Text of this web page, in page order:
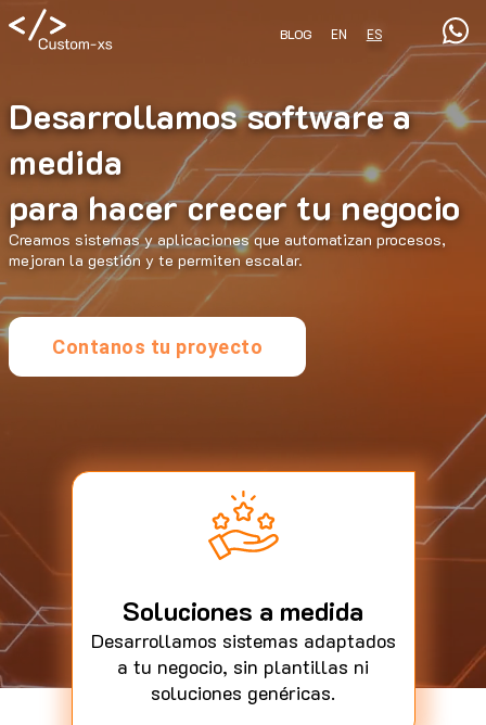
BLOG EN ES
Desarrollamos software a
medida
para hacer crecer tu negocio
Creamos sistemas y aplicaciones que automatizan procesos,
mejoran la gestión y te permiten escalar.
Contanos tu proyecto
Soluciones a medida
Desarrollamos sistemas adaptados
a tu negocio, sin plantillas ni
soluciones genéricas.